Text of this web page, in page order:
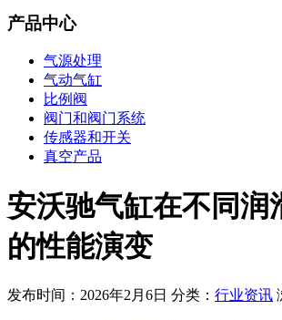
产品中心
气源处理
气动气缸
比例阀
阀门和阀门系统
传感器和开关
真空产品
安沃驰气缸在不同润
的性能演变
发布时间：2026年2月6日 分类： 行业资讯